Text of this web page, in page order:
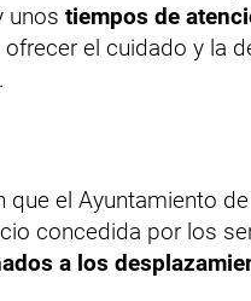
unos tiempos de
ofrecer el cuidado y la
que el Ayuntamiento
concedida por los
a los